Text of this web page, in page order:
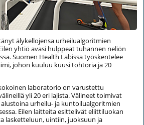
älykellojensa urheilualgoritmien
yhtiö avasi hulppeat tuhannen neliön
Suomen Health Labissa työskentelee
johon kuuluu kuusi tohtoria ja 20
laboratorio on varustettu
yli 20 eri lajista. Välineet toimivat
urheilu- ja kuntoilualgoritmien
Eilen laitteita esittelivät eliittiluokan
lasketteluun, uintiin, juoksuun ja